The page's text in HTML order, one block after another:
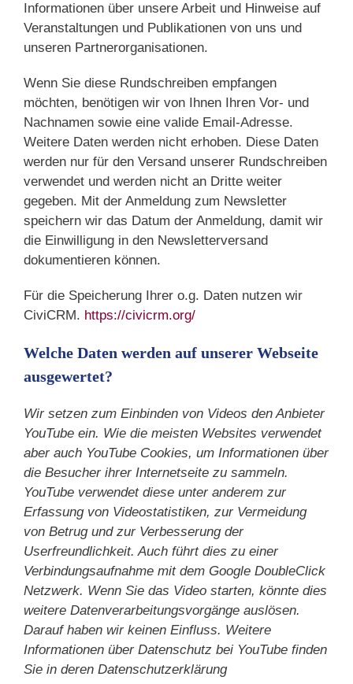
Informationen über unsere Arbeit und Hinweise auf
Veranstaltungen und Publikationen von uns und
unseren Partnerorganisationen.
Wenn Sie diese Rundschreiben empfangen
möchten, benötigen wir von Ihnen Ihren Vor- und
Nachnamen sowie eine valide Email-Adresse.
Weitere Daten werden nicht erhoben. Diese Daten
werden nur für den Versand unserer Rundschreiben
verwendet und werden nicht an Dritte weiter
gegeben. Mit der Anmeldung zum Newsletter
speichern wir das Datum der Anmeldung, damit wir
die Einwilligung in den Newsletterversand
dokumentieren können.
Für die Speicherung Ihrer o.g. Daten nutzen wir
CiviCRM. https://civicrm.org/
Welche Daten werden auf unserer Webseite
ausgewertet?
Wir setzen zum Einbinden von Videos den Anbieter
YouTube ein. Wie die meisten Websites verwendet
aber auch YouTube Cookies, um Informationen über
die Besucher ihrer Internetseite zu sammeln.
YouTube verwendet diese unter anderem zur
Erfassung von Videostatistiken, zur Vermeidung
von Betrug und zur Verbesserung der
Userfreundlichkeit. Auch führt dies zu einer
Verbindungsaufnahme mit dem Google DoubleClick
Netzwerk. Wenn Sie das Video starten, könnte dies
weitere Datenverarbeitungsvorgänge auslösen.
Darauf haben wir keinen Einfluss. Weitere
Informationen über Datenschutz bei YouTube finden
Sie in deren Datenschutzerklärung